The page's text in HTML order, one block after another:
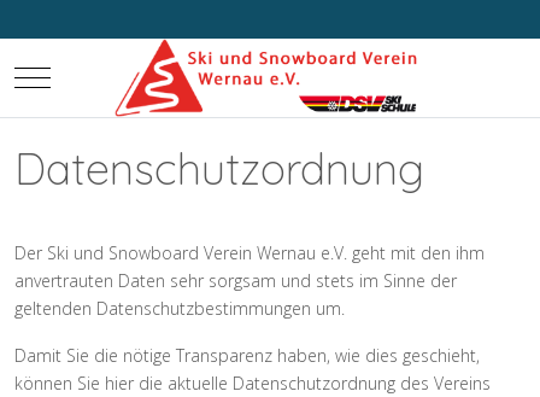
Mobile Menu Toggle
Datenschutzordnung
Der Ski und Snowboard Verein Wernau e.V. geht mit den ihm
anvertrauten Daten sehr sorgsam und stets im Sinne der
geltenden Datenschutzbestimmungen um.
Damit Sie die nötige Transparenz haben, wie dies geschieht,
können Sie hier die aktuelle Datenschutzordnung des Vereins